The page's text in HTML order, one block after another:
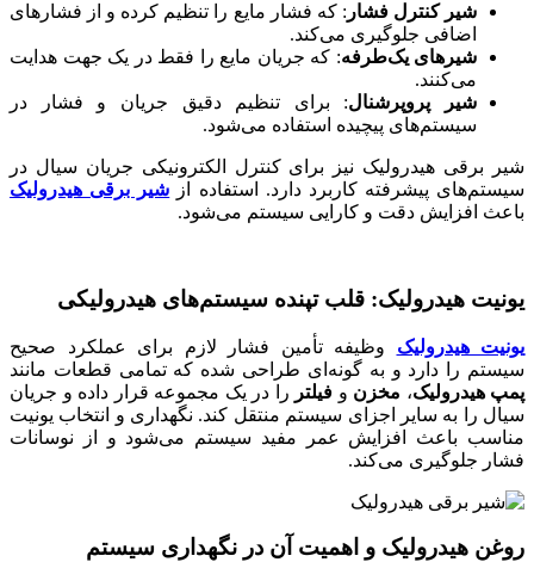
شیر کنترل فشار : که فشار مایع را تنظیم کرده و از فشارهای
اضافی جلوگیری می‌کند.
شیرهای یک‌طرفه: که جریان مایع را فقط در یک جهت هدایت
می‌کنند.
شیر پروپرشنال: برای تنظیم دقیق جریان و فشار در
سیستم‌های پیچیده استفاده می‌شود.
شیر برقی هیدرولیک نیز برای کنترل الکترونیکی جریان سیال در
سیستم‌های پیشرفته کاربرد دارد. استفاده از شیر برقی هیدرولیک
باعث افزایش دقت و کارایی سیستم می‌شود.
یونیت هیدرولیک: قلب تپنده سیستم‌های هیدرولیکی
یونیت هیدرولیک وظیفه تأمین فشار لازم برای عملکرد صحیح
سیستم را دارد و به گونه‌ای طراحی شده که تمامی قطعات مانند
پمپ هیدرولیک، مخزن و فیلتر را در یک مجموعه قرار داده و جریان
سیال را به سایر اجزای سیستم منتقل کند. نگهداری و انتخاب یونیت
مناسب باعث افزایش عمر مفید سیستم می‌شود و از نوسانات
فشار جلوگیری می‌کند.
روغن هیدرولیک و اهمیت آن در نگهداری سیستم